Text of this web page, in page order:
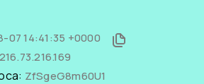
07 14:41:35 +0000
216.73.216.169
ZfSgeG8m60U1